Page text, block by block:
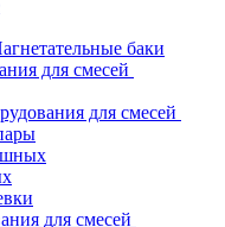
баки
для смесей
для смесей
для смесей